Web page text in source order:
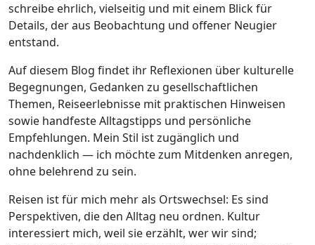
schreibe ehrlich, vielseitig und mit einem Blick für
Details, der aus Beobachtung und offener Neugier
entstand.
Auf diesem Blog findet ihr Reflexionen über kulturelle
Begegnungen, Gedanken zu gesellschaftlichen
Themen, Reiseerlebnisse mit praktischen Hinweisen
sowie handfeste Alltagstipps und persönliche
Empfehlungen. Mein Stil ist zugänglich und
nachdenklich — ich möchte zum Mitdenken anregen,
ohne belehrend zu sein.
Reisen ist für mich mehr als Ortswechsel: Es sind
Perspektiven, die den Alltag neu ordnen. Kultur
interessiert mich, weil sie erzählt, wer wir sind;